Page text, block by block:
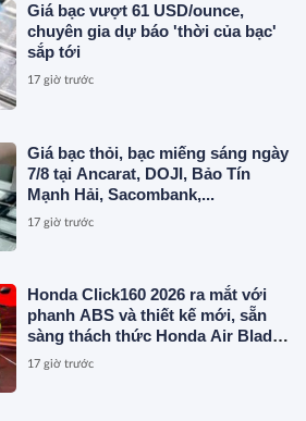
Giá bạc vượt 61 USD/ounce,
chuyên gia dự báo 'thời của bạc'
sắp tới
17 giờ trước
Giá bạc thỏi, bạc miếng sáng ngày
7/8 tại Ancarat, DOJI, Bảo Tín
Mạnh Hải, Sacombank,...
17 giờ trước
Honda Click160 2026 ra mắt với
phanh ABS và thiết kế mới, sẵn
sàng thách thức Honda Air Blade
và Yamaha NVX
17 giờ trước